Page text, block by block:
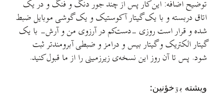
توضیح اضافه: این کار پس از چند جور دنگ و فنگ و در یک
اتاق دربسته و با یک گیتار آکوستیک و یک گوشی موبایل ضبط
شده و قرار است روزی -دست‌کم در آرزوی من و آرش- با یک
گیتار الکتریک و گیتار بیس و درامز و ضبطی آبرومندتر ثبت
شود. پس تا آن روز این نسخه‌ی زیرزمینی را از ما قبول کنید.
ويشته بۊخؤنين: